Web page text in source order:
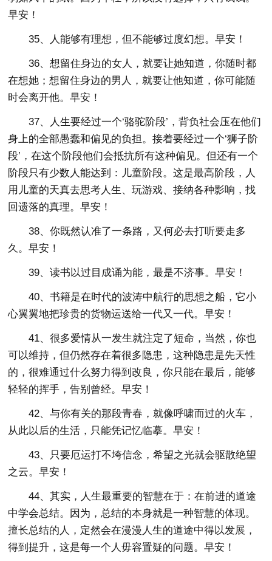
早安！
35、人能够有理想，但不能够过度幻想。早安！
36、想留住身边的女人，就要让她知道，你随时都
在想她；想留住身边的男人，就要让他知道，你可能随
时会离开他。早安！
37、人生要经过一个‘骆驼阶段’，背负社会压在他们
身上的全部愚蠢和偏见的负担。接着要经过一个‘狮子阶
段’，在这个阶段他们会抵抗所有这种偏见。但还有一个
阶段只有少数人能达到：儿童阶段。这是最高阶段，人
用儿童的天真去思考人生、玩游戏、接纳各种影响，找
回遗落的真理。早安！
38、你既然认准了一条路，又何必去打听要走多
久。早安！
39、读书以过目成诵为能，最是不济事。早安！
40、书籍是在时代的波涛中航行的思想之船，它小
心翼翼地把珍贵的货物运送给一代又一代。早安！
41、很多爱情从一发生就注定了短命，当然，你也
可以维持，但仍然存在着很多隐患，这种隐患是先天性
的，很难通过什么努力得到改良，你只能在最后，能够
轻轻的挥手，告别曾经。早安！
42、与你有关的那段青春，就像呼啸而过的火车，
从此以后的生活，只能凭记忆临摹。早安！
43、只要厄运打不垮信念，希望之光就会驱散绝望
之云。早安！
44、其实，人生最重要的智慧在于：在前进的道途
中学会总结。因为，总结的本身就是一种智慧的体现。
擅长总结的人，定然会在漫漫人生的道途中得以发展，
得到提升，这是每一个人毋容置疑的问题。早安！